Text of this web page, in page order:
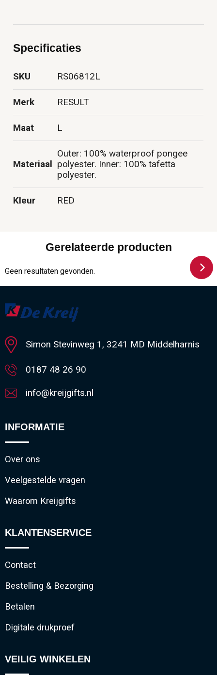
Specificaties
SKU RS06812L
Merk RESULT
Maat L
Materiaal
Outer: 100% waterproof pongee
polyester. Inner: 100% tafetta
polyester.
Kleur RED
Gerelateerde producten
Geen resultaten gevonden.
Simon Stevinweg 1, 3241 MD Middelharnis
0187 48 26 90
info@kreijgifts.nl
INFORMATIE
Over ons
Veelgestelde vragen
Waarom Kreijgifts
KLANTENSERVICE
Contact
Bestelling & Bezorging
Betalen
Digitale drukproef
VEILIG WINKELEN